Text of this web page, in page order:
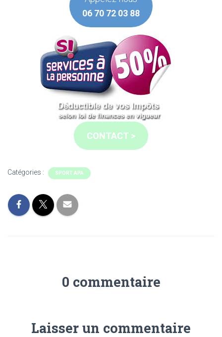
06 70 72 03 88
CONTACT >
Catégories : SPORT APA
0 commentaire
Laisser un commentaire